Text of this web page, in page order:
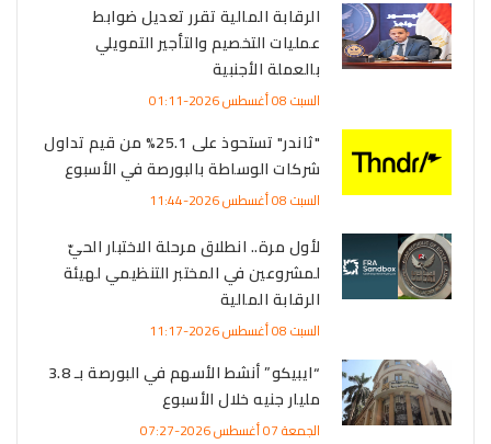
الرقابة المالية تقرر تعديل ضوابط
عمليات التخصيم والتأجير التمويلي
بالعملة الأجنبية
السبت 08 أغسطس 2026-01:11
"ثاندر" تستحوذ على 25.1% من قيم تداول
شركات الوساطة بالبورصة في الأسبوع
السبت 08 أغسطس 2026-11:44
لأول مرة.. انطلاق مرحلة الاختبار الحيّ
لمشروعين في المختبر التنظيمي لهيئة
الرقابة المالية
السبت 08 أغسطس 2026-11:17
“ايبيكو” أنشط الأسهم في البورصة بـ 3.8
مليار جنيه خلال الأسبوع
الجمعة 07 أغسطس 2026-07:27